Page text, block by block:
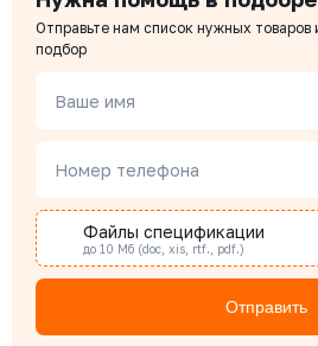
Чердаков Александр
Специалист отдела снабжения
Бондарюк Евгения
Специалист отдела продаж
Отправьте нам список нужных
подбор
Ваше имя
Номер телефона
Файлы спецификации
до 10 Мб (doc, xis, rtf., pdf.)
Отправить